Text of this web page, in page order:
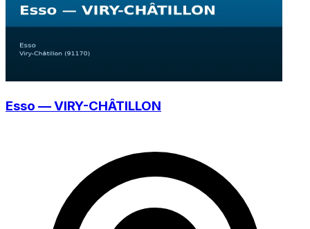
Esso — VIRY-CHÂTILLON